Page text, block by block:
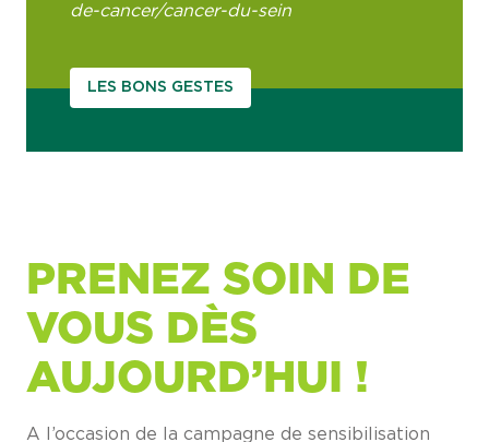
de-cancer/cancer-du-sein
LES BONS GESTES
PRENEZ SOIN DE
VOUS DÈS
AUJOURD’HUI !
A l’occasion de la campagne de sensibilisation